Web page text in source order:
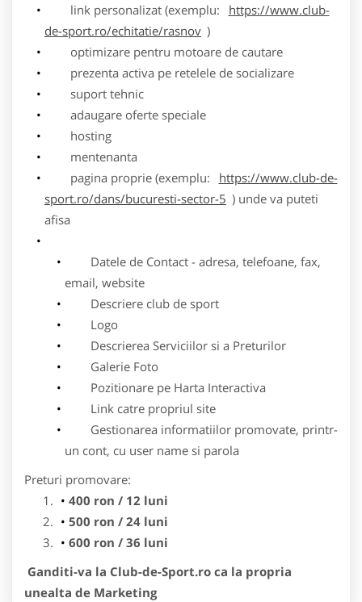
link personalizat (exemplu:
https://www.club-
de-sport.ro/echitatie/rasnov )
optimizare pentru motoare de cautare
prezenta activa pe retelele de socializare
suport tehnic
adaugare oferte speciale
hosting
mentenanta
pagina proprie (exemplu:
https://www.club-de-
sport.ro/dans/bucuresti-sector-5 ) unde va puteti
afisa
Datele de Contact - adresa, telefoane, fax,
email, website
Descriere club de sport
Logo
Descrierea Serviciilor si a Preturilor
Galerie Foto
Pozitionare pe Harta Interactiva
Link catre propriul site
Gestionarea informatiilor promovate, printr-
un cont, cu user name si parola
Preturi promovare:
400 ron / 12 luni
500 ron / 24 luni
600 ron / 36 luni
Ganditi-va la Club-de-Sport.ro ca la propria
unealta de Marketing